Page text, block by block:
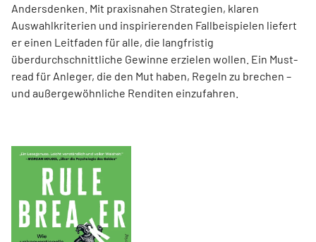
Andersdenken. Mit praxisnahen Strategien, klaren
Auswahlkriterien und inspirierenden Fallbeispielen liefert
er einen Leit­faden für alle, die langfristig
überdurchschnittliche Gewinne erzielen wollen. Ein Must-
read für Anleger, die den Mut haben, Regeln zu brechen –
und außergewöhnliche Renditen einzufahren.